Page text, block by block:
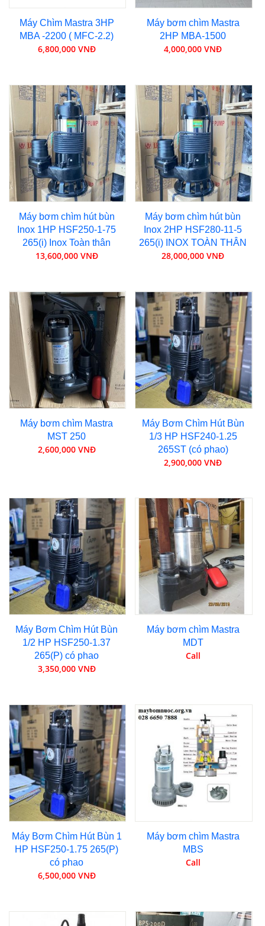
Máy Chìm Mastra 3HP
MBA -2200 ( MFC-2.2)
6,800,000 VNĐ
Máy bơm chìm Mastra
2HP MBA-1500
4,000,000 VNĐ
Máy bơm chìm hút bùn
Inox 1HP HSF250-1-75
265(i) Inox Toàn thân
13,600,000 VNĐ
Máy bơm chìm hút bùn
Inox 2HP HSF280-11-5
265(i) INOX TOÀN THÂN
28,000,000 VNĐ
Máy bơm chìm Mastra
MST 250
2,600,000 VNĐ
Máy Bơm Chìm Hút Bùn
1/3 HP HSF240-1.25
265ST (có phao)
2,900,000 VNĐ
Máy Bơm Chìm Hút Bùn
1/2 HP HSF250-1.37
265(P) có phao
3,350,000 VNĐ
Máy bơm chìm Mastra
MDT
Call
Máy Bơm Chìm Hút Bùn 1
HP HSF250-1.75 265(P)
có phao
6,500,000 VNĐ
Máy bơm chìm Mastra
MBS
Call